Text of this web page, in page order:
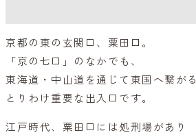
京都の東の玄関口、粟田口。
「京の七口」のなかでも、
東海道・中山道を通じて東国へ繋がる
とりわけ重要な出入口です。
江戸時代、粟田口には処刑場があり